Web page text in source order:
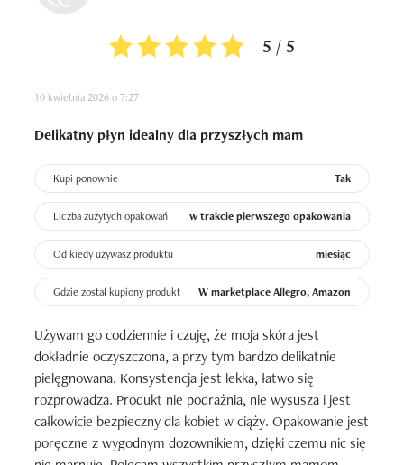
5 / 5
10 kwietnia 2026 o 7:27
Delikatny płyn idealny dla przyszłych mam
Kupi ponownie Tak
Liczba zużytych opakowań w trakcie pierwszego opakowania
Od kiedy używasz produktu miesiąc
Gdzie został kupiony produkt W marketplace Allegro, Amazon
Używam go codziennie i czuję, że moja skóra jest
dokładnie oczyszczona, a przy tym bardzo delikatnie
pielęgnowana. Konsystencja jest lekka, łatwo się
rozprowadza. Produkt nie podrażnia, nie wysusza i jest
całkowicie bezpieczny dla kobiet w ciąży. Opakowanie jest
poręczne z wygodnym dozownikiem, dzięki czemu nic się